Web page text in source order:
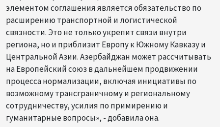
элементом соглашения является обязательство по
расширению транспортной и логистической
связности. Это не только укрепит связи внутри
региона, но и приблизит Европу к Южному Кавказу и
Центральной Азии. Азербайджан может рассчитывать
на Европейский союз в дальнейшем продвижении
процесса нормализации, включая инициативы по
возможному трансграничному и региональному
сотрудничеству, усилия по примирению и
гуманитарные вопросы», - добавила она.